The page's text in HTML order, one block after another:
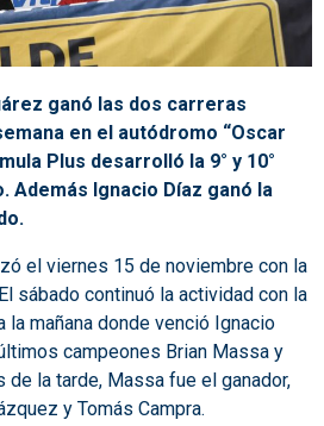
ganó las dos carreras
en el autódromo “Oscar
Plus desarrolló la 9° y 10°
Además Ignacio Díaz ganó la
el viernes 15 de noviembre con la
sábado continuó la actividad con la
la mañana donde venció Ignacio
campeones Brian Massa y
de la tarde, Massa fue el ganador,
y Tomás Campra.